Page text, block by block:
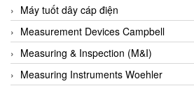
BamBo Vietnam
Barel Vietnam
Barksdale
Bartec
Máy tuốt dây cáp điện
Measurement Devices Campbell
Measuring & Inspection (M&I)
Measuring Instruments Woehler